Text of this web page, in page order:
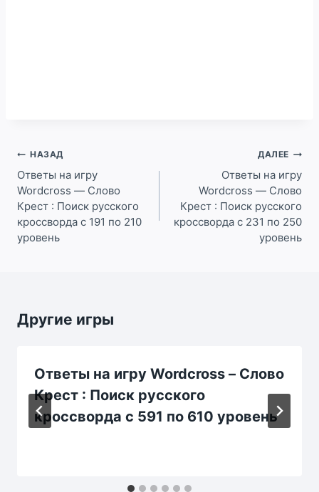
Навигация
по
записям
НАЗАД
Ответы на игру
Wordcross — Слово
Крест : Поиск русского
кроссворда с 191 по 210
уровень
ДАЛЕЕ
Ответы на игру
Wordcross — Слово
Крест : Поиск русского
кроссворда с 231 по 250
уровень
Другие игры
Ответы на игру Wordcross – Слово
Крест : Поиск русского
кроссворда с 591 по 610 уровень